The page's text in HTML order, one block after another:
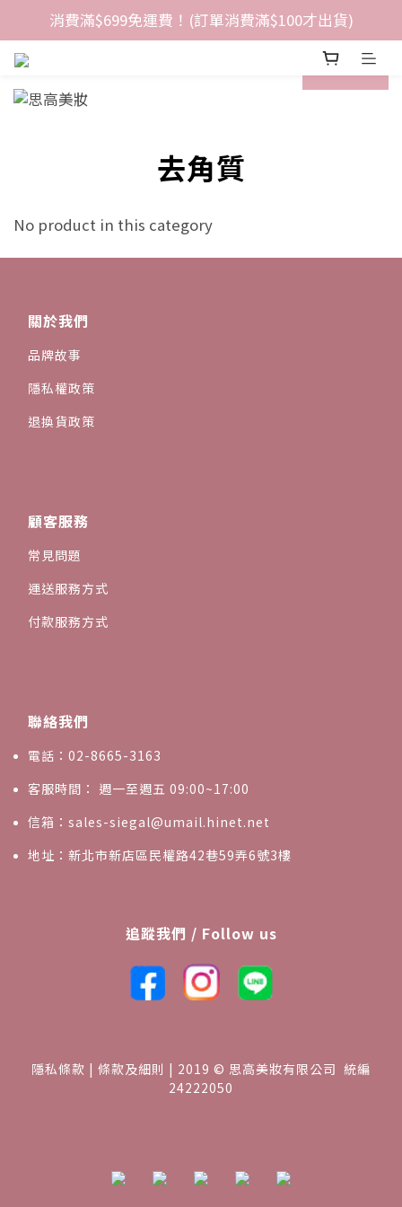
消費滿$699免運費！(訂單消費滿$100才出貨)
prev next
去角質
No product in this category
關於我們
品牌故事
隱私權政策
退換貨政策
顧客服務
常見問題
運送服務方式
付款服務方式
聯絡我們
電話：02-8665-3163
客服時間： 週一至週五 09:00~17:00
信箱：sales-siegal@umail.hinet.net
地址：新北市新店區民權路42巷59弄6號3樓
追蹤我們 / Follow us
隱私條款 | 條款及細則 | 2019 © 思高美妝有限公司 統編
24222050